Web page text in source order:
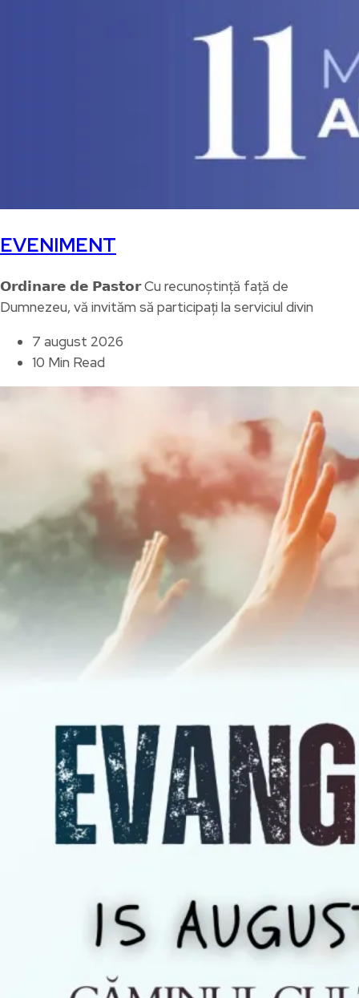
EVENIMENT
𝗢𝗿𝗱𝗶𝗻𝗮𝗿𝗲 𝗱𝗲 𝗣𝗮𝘀𝘁𝗼𝗿 Cu recunoștință față de
Dumnezeu, vă invităm să participați la serviciul divin
7 august 2026
10 Min Read